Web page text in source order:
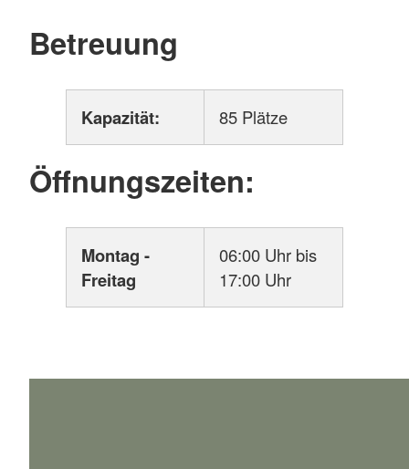
Betreuung
Kapazität: 85 Plätze
Öffnungszeiten:
Montag -
Freitag
06:00 Uhr bis
17:00 Uhr